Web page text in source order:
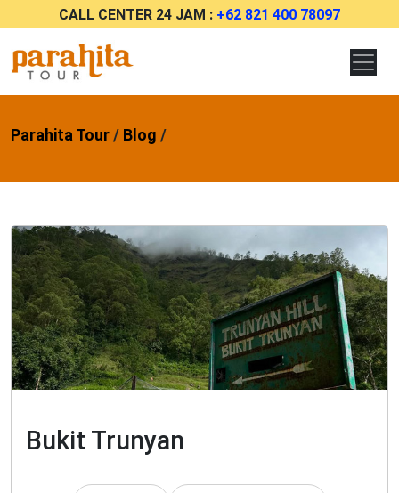
CALL CENTER 24 JAM : +62 821 400 78097
Parahita Tour/ Blog /
Bukit Trunyan